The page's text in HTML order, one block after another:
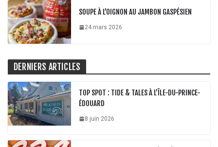
SOUPE À L’OIGNON AU JAMBON GASPÉSIEN
24 mars 2026
DERNIERS ARTICLES
TOP SPOT : TIDE & TALES À L’ÎLE-DU-PRINCE-
ÉDOUARD
8 juin 2026